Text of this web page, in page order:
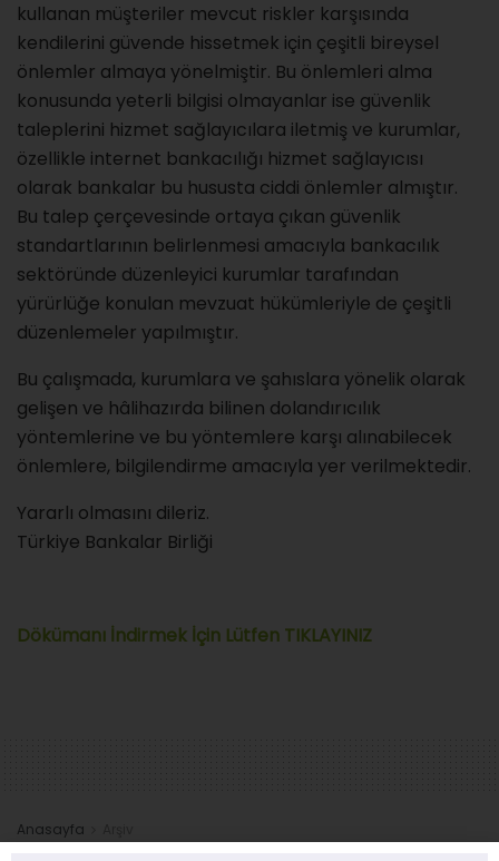
kullanan müşteriler mevcut riskler karşısında
kendilerini güvende hissetmek için çeşitli bireysel
önlemler almaya yönelmiştir. Bu önlemleri alma
konusunda yeterli bilgisi olmayanlar ise güvenlik
taleplerini hizmet sağlayıcılara iletmiş ve kurumlar,
özellikle internet bankacılığı hizmet sağlayıcısı
olarak bankalar bu hususta ciddi önlemler almıştır.
Bu talep çerçevesinde ortaya çıkan güvenlik
standartlarının belirlenmesi amacıyla bankacılık
sektöründe düzenleyici kurumlar tarafından
yürürlüğe konulan mevzuat hükümleriyle de çeşitli
düzenlemeler yapılmıştır.
Bu çalışmada, kurumlara ve şahıslara yönelik olarak
gelişen ve hâlihazırda bilinen dolandırıcılık
yöntemlerine ve bu yöntemlere karşı alınabilecek
önlemlere, bilgilendirme amacıyla yer verilmektedir.
Yararlı olmasını dileriz.
Türkiye Bankalar Birliği
Dökümanı İndirmek İçin Lütfen TIKLAYINIZ
Anasayfa